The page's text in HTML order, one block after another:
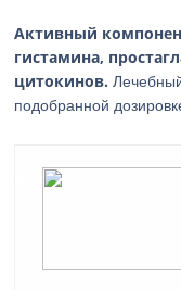
Активный
гистамина,
цитокинов.
подобранной